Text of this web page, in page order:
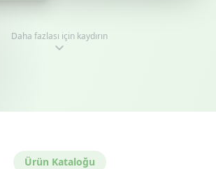
Daha fazlası için kaydırın
Ürün Kataloğu